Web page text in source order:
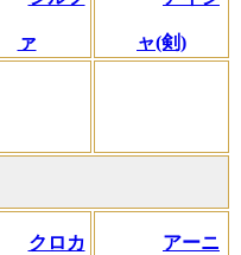
ァ ャ(剣)
クロカ アーニ